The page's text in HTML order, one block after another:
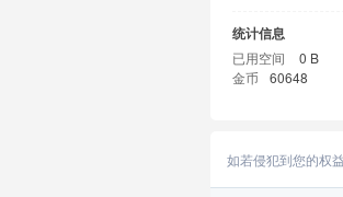
统计信息
已用空间 0 B
金币
60648
如若侵犯到您的权